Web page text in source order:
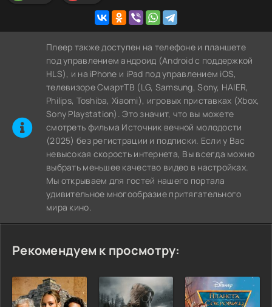
Плеер также доступен на телефоне и планшете
под управлением андроид (Android с поддержкой
HLS), и на iPhone и iPad под управлением iOS,
телевизоре СмартТВ (LG, Samsung, Sony, HAIER,
Philips, Toshiba, Xiaomi), игровых приставках (Xbox,
Sony Playstation). Это значит, что вы можете
cмотреть фильма Источник вечной молодости
(2025) без регистрации и подписки. Если у Вас
невысокая скорость интернета, Вы всегда можно
выбрать меньшее качество видео в настройках.
Мы открываем для гостей нашего портала
удивительное многообразие притягательного
мира кино.
Рекомендуем к просмотру: